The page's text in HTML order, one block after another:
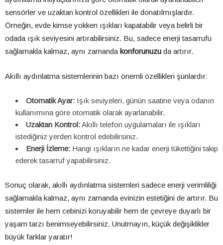
sensörler ve uzaktan kontrol özellikleri ile donatılmışlardır.
Örneğin, evde kimse yokken ışıkları kapatabilir veya belirli bir
odada ışık seviyesini artırabilirsiniz. Bu, sadece enerji tasarrufu
sağlamakla kalmaz, aynı zamanda konforunuzu da artırır.
Akıllı aydınlatma sistemlerinin bazı önemli özellikleri şunlardır:
Otomatik Ayar: Işık seviyeleri, günün saatine veya odanın
kullanımına göre otomatik olarak ayarlanabilir.
Uzaktan Kontrol:Akıllı telefon uygulamaları ile ışıkları
istediğiniz yerden kontrol edebilirsiniz.
Enerji İzleme: Hangi ışıkların ne kadar enerji tükettiğini takip
ederek tasarruf yapabilirsiniz.
Sonuç olarak, akıllı aydınlatma sistemleri sadece enerji verimliliği
sağlamakla kalmaz, aynı zamanda evinizin estetiğini de artırır. Bu
sistemler ile hem cebinizi koruyabilir hem de çevreye duyarlı bir
yaşam tarzı benimseyebilirsiniz. Unutmayın, küçük değişiklikler
büyük farklar yaratır!